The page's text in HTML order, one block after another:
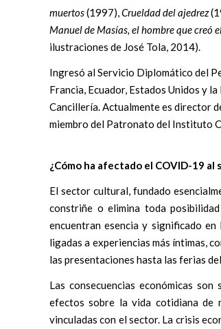
muertos(1997),Crueldad del ajedrez
Manuel de Masías, el hombre que creó
ilustraciones de José Tola, 2014).
Ingresó al Servicio Diplomático del
Francia, Ecuador, Estados Unidos y
Cancillería. Actualmente es director
miembro del Patronato del Instituto
¿Cómo ha afectado el COVID-19
El sector cultural, fundado
constriñe o elimina toda
encuentran esencia y significado
ligadas a experiencias más íntimas,
las presentaciones hasta las ferias
Las consecuencias económicas
efectos sobre la vida cotidiana de
vinculadas con el sector. La crisis